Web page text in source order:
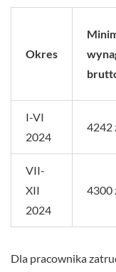
Okres
I-VI
2024
4242
VII-
XII
2024
4300
Dla pracownika